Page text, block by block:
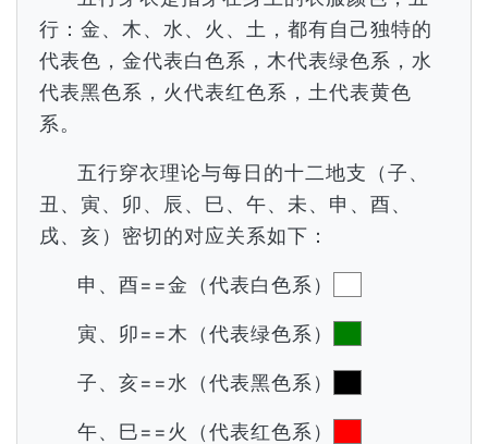
行：金、木、水、火、土，都有自己独特的
代表色，金代表白色系，木代表绿色系，水
代表黑色系，火代表红色系，土代表黄色
系。
五行穿衣理论与每日的十二地支（子、
丑、寅、卯、辰、巳、午、未、申、酉、
戌、亥）密切的对应关系如下：
申、酉==金（代表白色系）
寅、卯==木（代表绿色系）
子、亥==水（代表黑色系）
午、巳==火（代表红色系）